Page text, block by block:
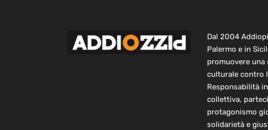
Dal 2004
Palermo e in
promuovere
culturale contro
Responsabilità
collettiva,
protagonismo
solidarietà e